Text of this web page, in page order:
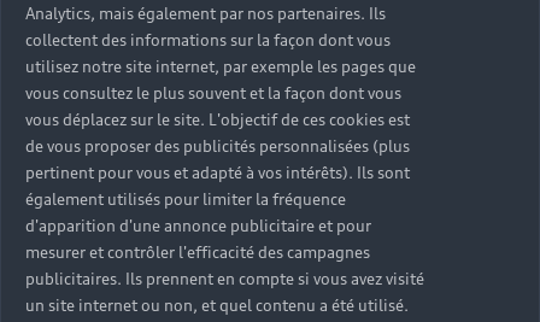
sur votre véhicule et prendre soin de votre Audi.
Révisions et réparations mécaniques, monte de
pneumatiques été / hiver, préparation au contrôle
technique, solutions de mobilité en cas
d’immobilisation… retrouvez tous nos services
dans votre concession Audi près de chez vous.
Analytics, mais également par nos partenaires. Ils
collectent des informations sur la façon dont vous
utilisez notre site internet, par exemple les pages que
vous consultez le plus souvent et la façon dont vous
vous déplacez sur le site. L'objectif de ces cookies est
de vous proposer des publicités personnalisées (plus
pertinent pour vous et adapté à vos intérêts). Ils sont
également utilisés pour limiter la fréquence
d'apparition d'une annonce publicitaire et pour
mesurer et contrôler l'efficacité des campagnes
publicitaires. Ils prennent en compte si vous avez visité
un site internet ou non, et quel contenu a été utilisé.